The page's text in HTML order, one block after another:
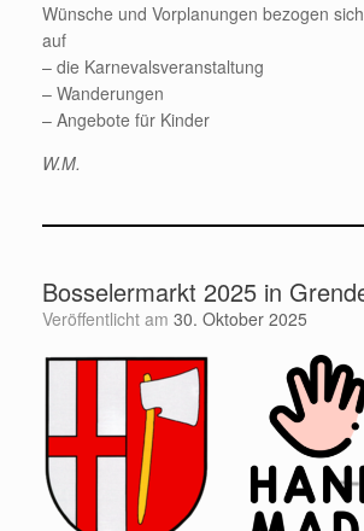
Wünsche und Vorplanungen bezogen
auf
– die Karnevalsveranstaltung
– Wanderungen
– Angebote für Kinder
W.M.
Bosselermarkt 2025 in
Veröffentlicht am 30. Oktober 2025